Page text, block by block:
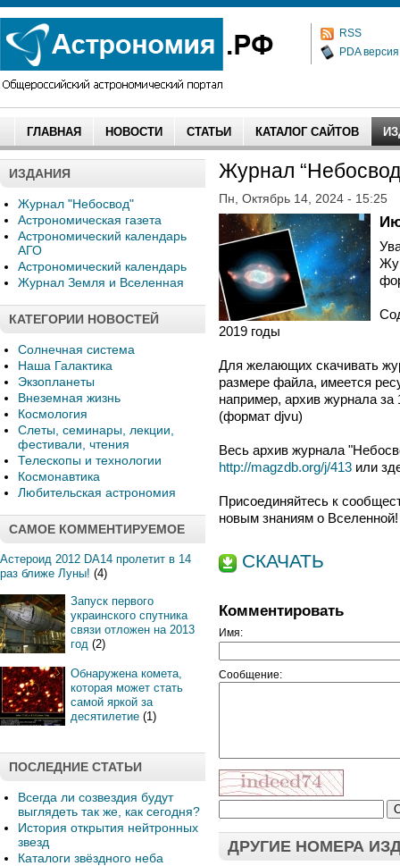
RSS
PDA версия
ГЛАВНАЯ НОВОСТИ СТАТЬИ КАТАЛОГ САЙТОВ
ИЗДАНИЯ
Журнал "Небосвод"
Астрономическая газета
Астрономический календарь
АГО
Астрономический календарь
Журнал Земля и Вселенная
КАТЕГОРИИ НОВОСТЕЙ
Солнечная система
Наша Галактика
Экзопланеты
Внеземная жизнь
Космология
Слеты, семинары, лекции,
фестивали, чтения
Телескопы и технологии
Космонавтика
Любительская астрономия
САМОЕ КОММЕНТИРУЕМОЕ
Астероид 2012 DA14 пролетит в 14
раз ближе Луны! (4)
Запуск первого
украинского спутника
связи отложен на 2013
год (2)
Обнаружена комета,
которая может стать
самой яркой за
десятилетие (1)
ПОСЛЕДНИЕ СТАТЬИ
Всегда ли созвездия будут
выглядеть так же, как сегодня?
История открытия нейтронных
звезд
Каталоги звёздного неба
Журнал
Пн, Октябрь 14, 2024 - 15:25
2019 годы
Для желающих скачивать
размере файла, имеется
например, архив журнала за
(формат djvu)
Весь архив журнала
http://magzdb.org/j/413 или
Присоединяйтесь к
новым знаниям о Вселенной!
СКАЧАТЬ
Комментировать
Имя:
Сообщение:
ДРУГИЕ НОМЕРА